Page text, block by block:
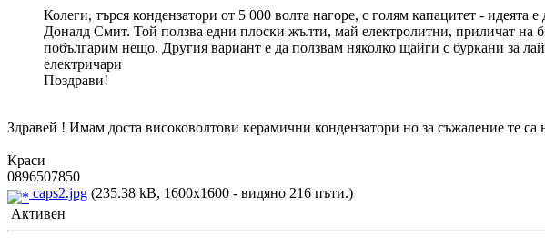
Колеги, търся кондензатори от 5 000 волта нагоре, с голям капацитет -
Доналд Смит. Той ползва едни плоски жълти, май електролитни, приличат на
побългарим нещо. Другия вариант е да ползвам няколко щайги с буркани за
електричари
Поздрави!
Здравей ! Имам доста високоволтови керамични кондензатори но за съжаление те
Краси
0896507850
caps2.jpg (235.38 kB, 1600x1600 - видяно 216 пъти.)
Активен